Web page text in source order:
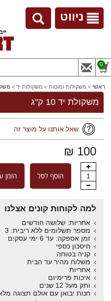
ניווט
0
ראשי > משקולות ומוטות > משקולות יד >
משקולת יד 10 ק"ג
שאל אותנו על מוצר זה
100 ₪
1 הוסף לסל הזמן
למה לקוחות קונים אצלנו
אחריות: שלושה חודשים
מספר תשלומים ללא ריבית: 3
זמן אספקה: עד 6 ימי עסקים
חיסכון כספי
קניה בטוחה
משלוח מהיר עד הבית
אחריות
איכות פרימיום
ותק מעל 12 שנים
חנות יבואן עם אולם תצוגה